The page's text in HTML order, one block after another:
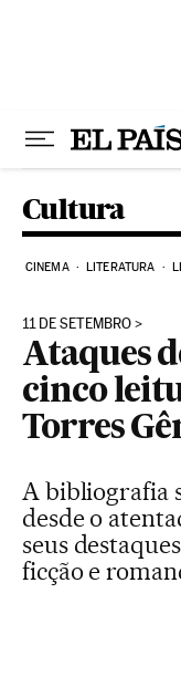
Cultura
CINEMA LITERATURA
11 DE SETEMBRO
Ataques
cinco
Torres
A bibliografia
desde o
seus
ficção e